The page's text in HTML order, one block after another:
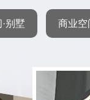
别墅 商业空